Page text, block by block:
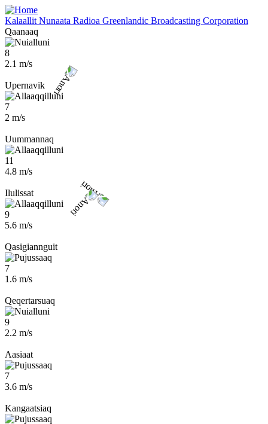
Skip
to
main
content
Kalaallit Nunaata Radioa Greenlandic Broadcasting Corporation
Qaanaaq
8
2.1 m/s
Upernavik
7
2 m/s
Uummannaq
11
4.8 m/s
Ilulissat
9
5.6 m/s
Qasigiannguit
7
1.6 m/s
Qeqertarsuaq
9
2.2 m/s
Aasiaat
7
3.6 m/s
Kangaatsiaq